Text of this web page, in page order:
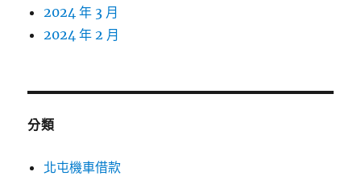
2024 年 3 月
2024 年 2 月
分類
北屯機車借款